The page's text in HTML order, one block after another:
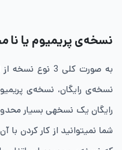
نسخه‌ی پریمیوم یا نا
به صورت کلی 3
نسخه‌ی رایگان، نسخه‌ی
رایگان یک نسخهی بسیار
شما نمیتوانید از کار کردن